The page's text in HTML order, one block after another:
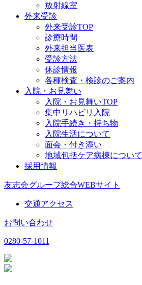
放射線室
外来受診
外来受診TOP
診療時間
外来担当医表
受診方法
休診情報
各種検査・検診のご案内
入院・お見舞い
入院・お見舞いTOP
集中リハビリ入院
入院手続き・持ち物
入院生活について
面会・付き添い
地域包括ケア病棟について
採用情報
友志会グループ総合WEBサイト
交通アクセス
お問い合わせ
0280-57-1011